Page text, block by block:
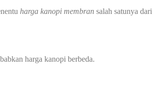
harga kanopi membran salah satunya
harga kanopi berbeda.